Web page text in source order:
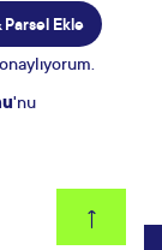
Parsel Ekle
'nu